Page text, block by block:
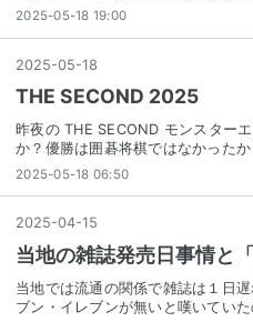
2025-05-18 19:00
2025-05-18
THE SECOND 2025
昨夜の THE SECOND モンスター
か？優勝は囲碁将棋ではなかった
2025-05-18 06:50
2025-04-15
当地の雑誌発売日事情と
当地では流通の関係で雑誌は１日
ブン・イレブンが無いと嘆いてい